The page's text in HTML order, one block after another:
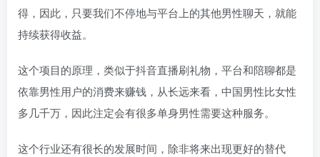
得，因此，只要我们不停地与平台上的其他男性聊天，就能
持续获得收益。
这个项目的原理，类似于抖音直播刷礼物，平台和陪聊都是
依靠男性用户的消费来赚钱，从长远来看，中国男性比女性
多几千万，因此注定会有很多单身男性需要这种服务。
这个行业还有很长的发展时间，除非将来出现更好的替代